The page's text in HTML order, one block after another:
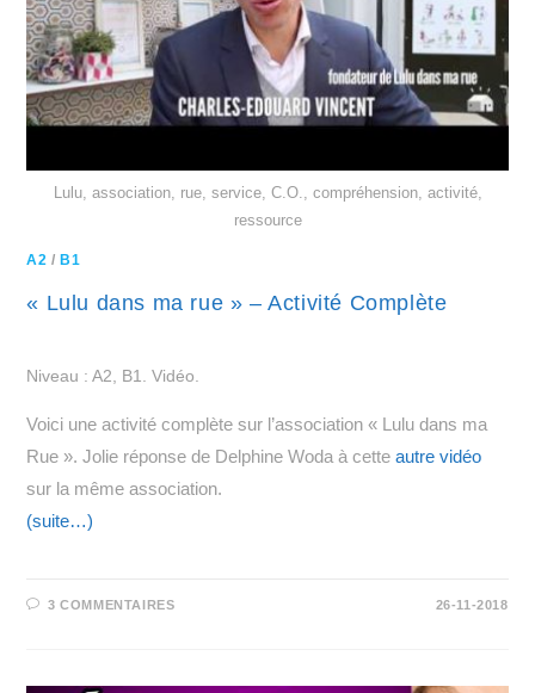
Lulu, association, rue, service, C.O., compréhension, activité,
ressource
A2 /B1
« Lulu dans ma rue » – Activité Complète
Niveau : A2, B1. Vidéo.
Voici une activité complète sur l’association « Lulu dans ma
Rue ». Jolie réponse de Delphine Woda à cetteautre vidéo
sur la même association.
(suite…)
3 COMMENTAIRES 26-11-2018